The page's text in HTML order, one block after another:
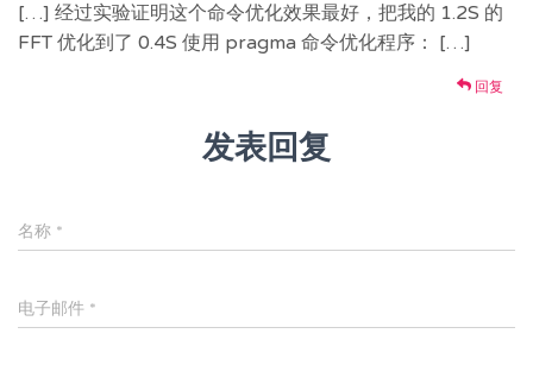
[…] 经过实验证明这个命令优化效果最好，把我的 1.2S 的
FFT 优化到了 0.4S 使用 pragma 命令优化程序： […]
回复
发表回复
名称 *
电子邮件 *